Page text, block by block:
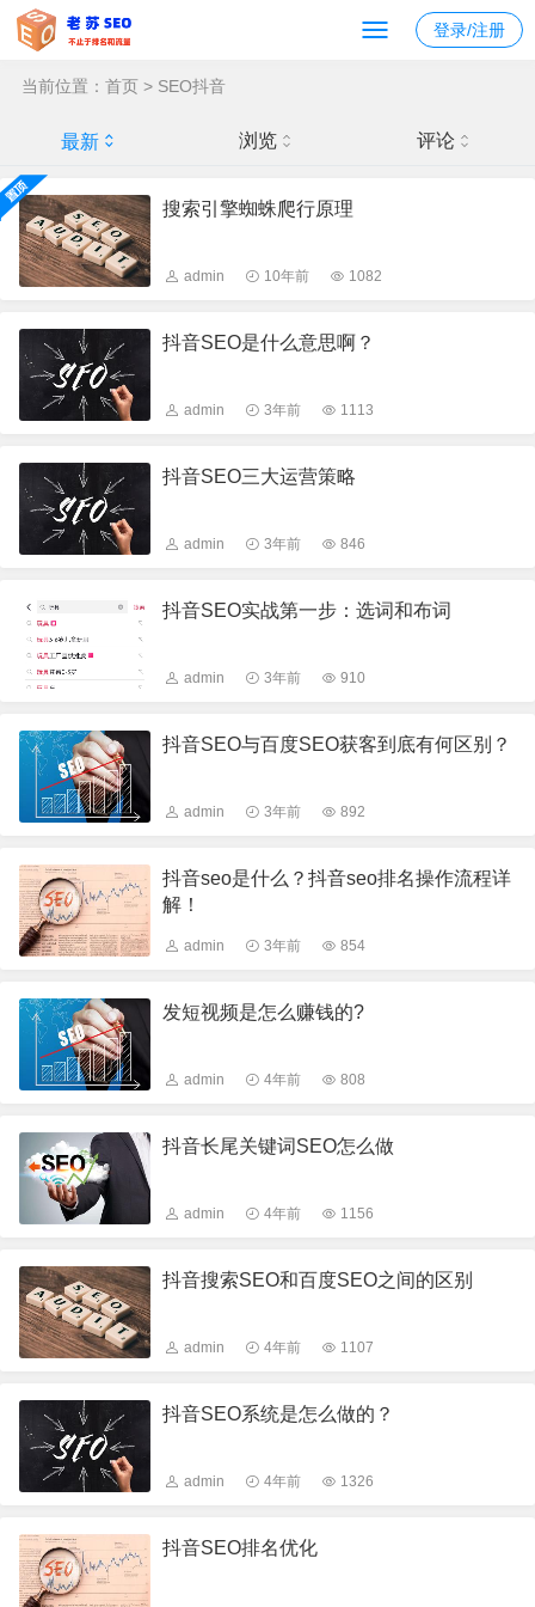
登录/注册
当前位置： 首页 > SEO抖音
最新 浏览 评论
搜索引擎蜘蛛爬行原理
admin 10年前 1082
抖音SEO是什么意思啊？
admin 3年前 1113
抖音SEO三大运营策略
admin 3年前 846
抖音SEO实战第一步：选词和布词
admin 3年前 910
抖音SEO与百度SEO获客到底有何区别？
admin 3年前 892
抖音seo是什么？抖音seo排名操作流程详
解！
admin 3年前 854
发短视频是怎么赚钱的?
admin 4年前 808
抖音长尾关键词SEO怎么做
admin 4年前 1156
抖音搜索SEO和百度SEO之间的区别
admin 4年前 1107
抖音SEO系统是怎么做的？
admin 4年前 1326
抖音SEO排名优化